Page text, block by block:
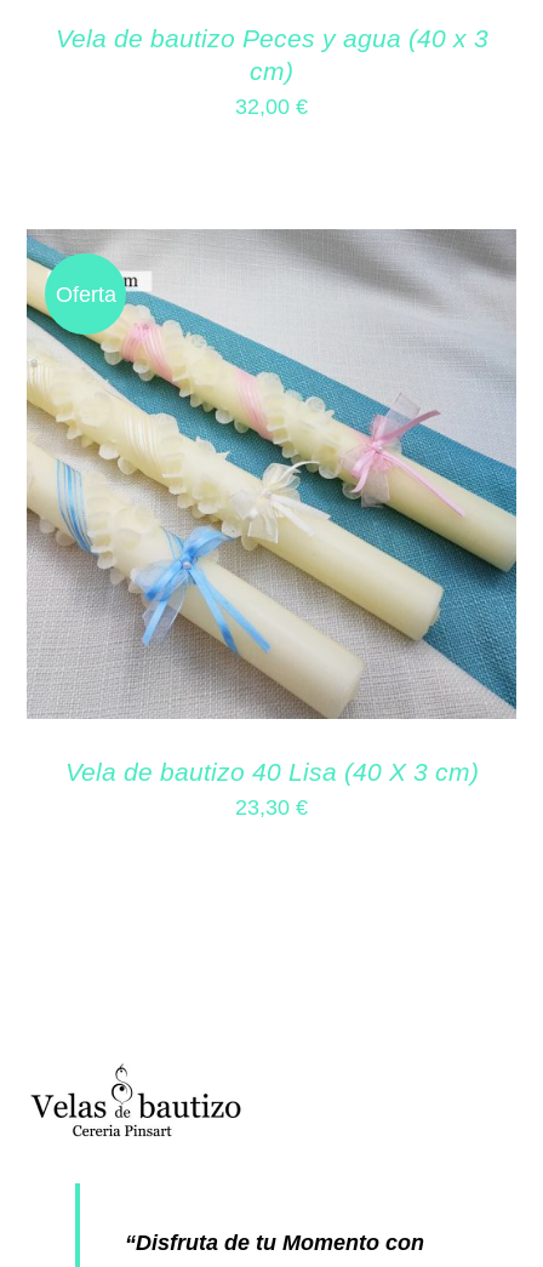
Vela de bautizo Peces y agua (40 x 3
cm)
32,00 €
Oferta
Vela de bautizo 40 Lisa (40 X 3 cm)
23,30 €
“Disfruta de tu Momento con